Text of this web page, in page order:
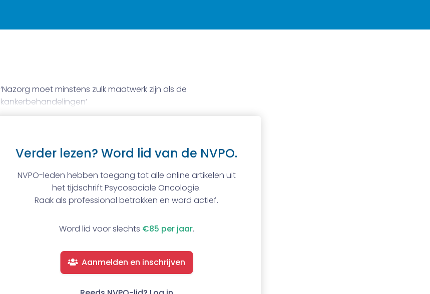
‘Nazorg moet minstens zulk maatwerk zijn als de
kankerbehandelingen’
Verder lezen? Word lid van de NVPO.
NVPO-leden hebben toegang tot alle online artikelen uit
het tijdschrift Psycosociale Oncologie.
Raak als professional betrokken en word actief.
Word lid voor slechts €85 per jaar.
Aanmelden en inschrijven